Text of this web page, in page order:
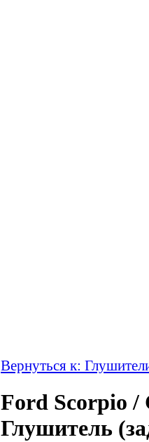
Вернуться к:
Ford Scorpio /
Глушитель